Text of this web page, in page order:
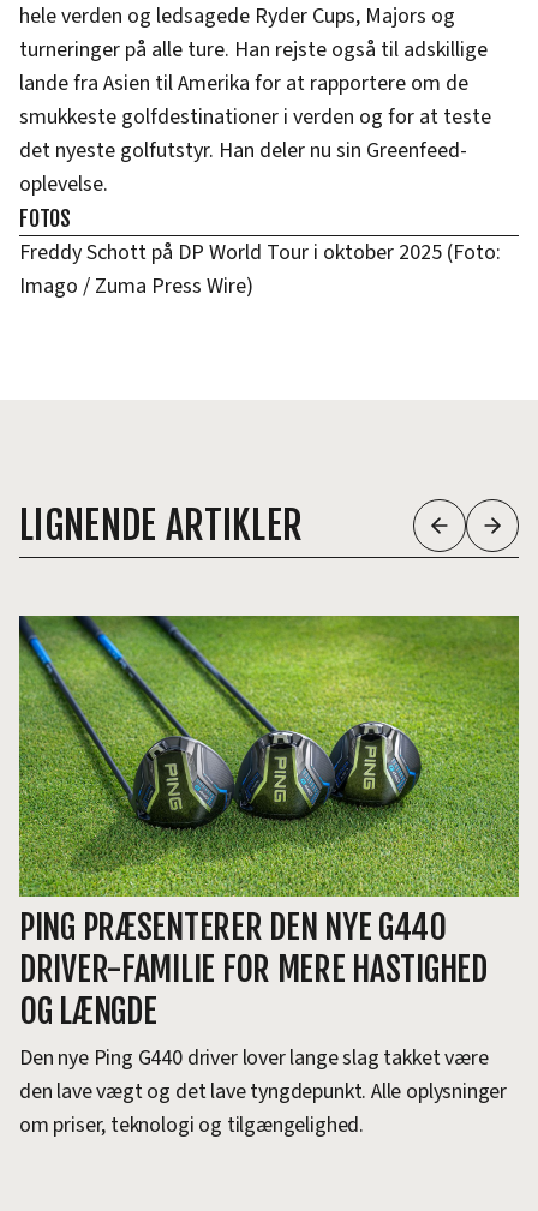
hele verden og ledsagede Ryder Cups, Majors og
turneringer på alle ture. Han rejste også til adskillige
lande fra Asien til Amerika for at rapportere om de
smukkeste golfdestinationer i verden og for at teste
det nyeste golfutstyr. Han deler nu sin Greenfeed-
oplevelse.
FOTOS
Freddy Schott på DP World Tour i oktober 2025 (Foto:
Imago / Zuma Press Wire)
LIGNENDE ARTIKLER
PING PRÆSENTERER DEN NYE G440
DRIVER-FAMILIE FOR MERE HASTIGHED
OG LÆNGDE
Den nye Ping G440 driver lover lange slag takket være
den lave vægt og det lave tyngdepunkt. Alle oplysninger
om priser, teknologi og tilgængelighed.